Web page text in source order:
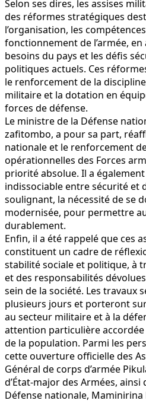
Selon ses dires, les assises
des réformes stratégiques
l’organisation, les
fonctionnement de l’armée,
besoins du pays et les défis
politiques actuels. Ces
le renforcement de la
militaire et la dotation en
forces de défense.
Le ministre de la Défense
zafitombo, a pour sa part,
nationale et le renforcement
opérationnelles des Forces
priorité absolue. Il a
indissociable entre sécurité et
soulignant, la nécessité de se
modernisée, pour permettre
durablement.
Enfin, il a été rappelé que ces
constituent un cadre de
stabilité sociale et politique, à
et des responsabilités
sein de la société. Les travaux
plusieurs jours et porteront
au secteur militaire et à la
attention particulière
de la population. Parmi les
cette ouverture officielle des
Général de corps d’armée
d’État-major des Armées,
Défense nationale,